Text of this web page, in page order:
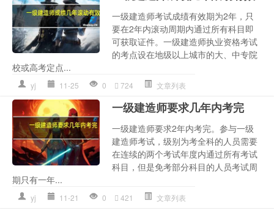
一级建造师考试成绩有效期为2年，只
要在2年内滚动周期内通过所有科目即
可获取证件。一级建造师执业资格考试
的考点设在地级以上城市的大、中专院
校或高考定点...
yj 11-25 0 724 文章列表
一级建造师要求几年内考完
一级建造师要求2年内考完。参与一级
建造师考试，级别为考全科的人员需要
在连续的两个考试年度内通过所有考试
科目，但是免考部分科目的人员考试周
期只有一年...
yj 11-21 0 421 文章列表